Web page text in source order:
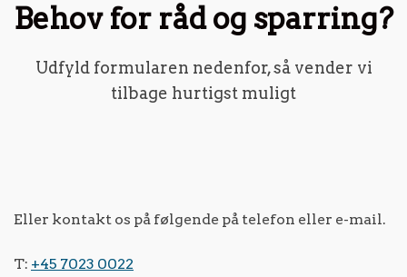
Behov for råd og sparring?
Udfyld formularen nedenfor, så vender vi
tilbage hurtigst muligt
Eller kontakt os på følgende på telefon eller e-mail.
T: +45 7023 0022